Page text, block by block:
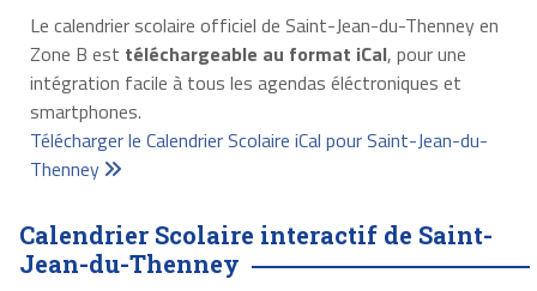
Le calendrier scolaire officiel de Saint-Jean-du-Thenney en
Zone B est téléchargeable au format iCal, pour une
intégration facile à tous les agendas éléctroniques et
smartphones.
Télécharger le Calendrier Scolaire iCal pour Saint-Jean-du-
Thenney
Calendrier Scolaire interactif de Saint-
Jean-du-Thenney